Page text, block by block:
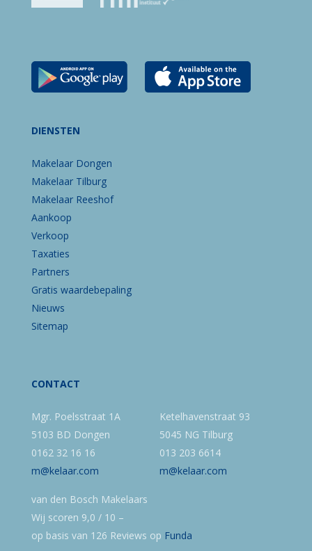
DIENSTEN
Makelaar Dongen
Makelaar Tilburg
Makelaar Reeshof
Aankoop
Verkoop
Taxaties
Partners
Gratis waardebepaling
Nieuws
Sitemap
CONTACT
Mgr. Poelsstraat 1A
5103 BD Dongen
0162 32 16 16
m@kelaar.com
Ketelhavenstraat 93
5045 NG Tilburg
013 203 6614
m@kelaar.com
van den Bosch Makelaars
Wij scoren 9,0 / 10 –
op basis van 126 Reviews op Funda